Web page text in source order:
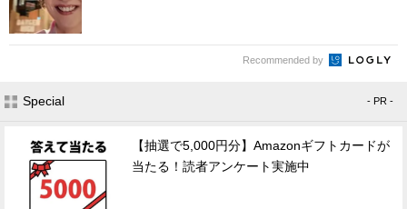
Recommended by
Special - PR -
【抽選で5,000円分】Amazonギフトカードが
当たる！読者アンケート実施中